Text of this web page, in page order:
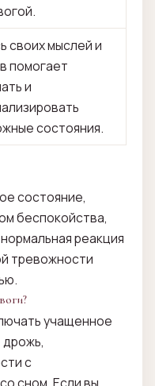
своих мыслей и
помогает
и
состояния.
состояние,
беспокойства,
реакция
тревожности
учащенное
с